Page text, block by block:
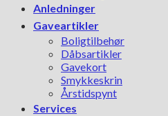
Anledninger
Gaveartikler
Boligtilbehør
Dåbsartikler
Gavekort
Smykkeskrin
Årstidspynt
Services